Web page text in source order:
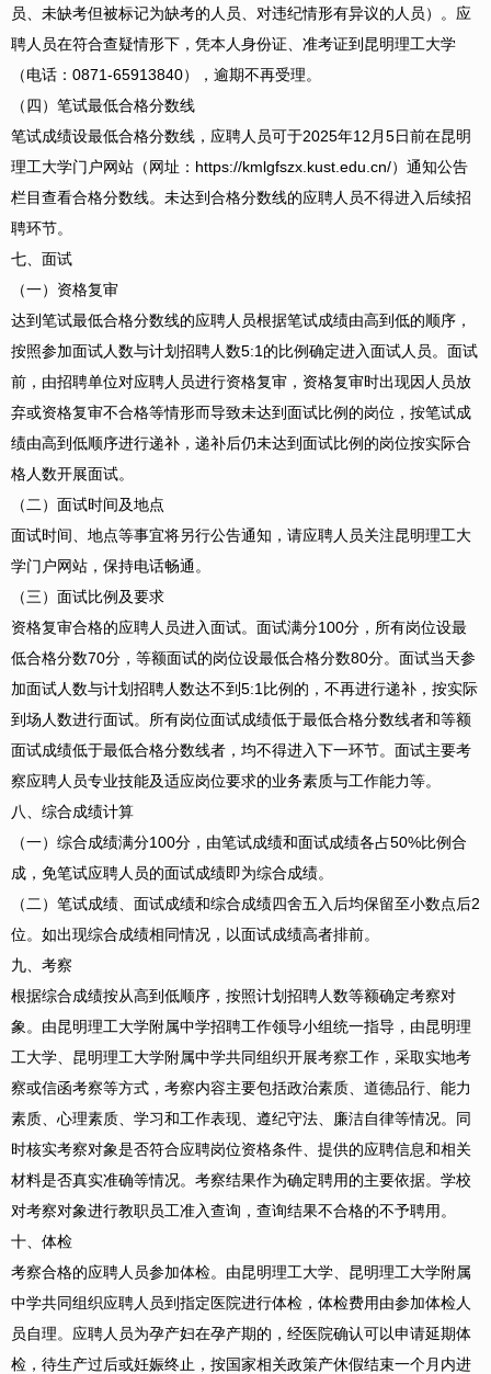
员、未缺考但被标记为缺考的人员、对违纪情形有异议的人员）。应
聘人员在符合查疑情形下，凭本人身份证、准考证到昆明理工大学
（电话：0871-65913840），逾期不再受理。
（四）笔试最低合格分数线
笔试成绩设最低合格分数线，应聘人员可于2025年12月5日前在昆明
理工大学门户网站（网址：https://kmlgfszx.kust.edu.cn/）通知公告
栏目查看合格分数线。未达到合格分数线的应聘人员不得进入后续招
聘环节。
七、面试
（一）资格复审
达到笔试最低合格分数线的应聘人员根据笔试成绩由高到低的顺序，
按照参加面试人数与计划招聘人数5:1的比例确定进入面试人员。面试
前，由招聘单位对应聘人员进行资格复审，资格复审时出现因人员放
弃或资格复审不合格等情形而导致未达到面试比例的岗位，按笔试成
绩由高到低顺序进行递补，递补后仍未达到面试比例的岗位按实际合
格人数开展面试。
（二）面试时间及地点
面试时间、地点等事宜将另行公告通知，请应聘人员关注昆明理工大
学门户网站，保持电话畅通。
（三）面试比例及要求
资格复审合格的应聘人员进入面试。面试满分100分，所有岗位设最
低合格分数70分，等额面试的岗位设最低合格分数80分。面试当天参
加面试人数与计划招聘人数达不到5:1比例的，不再进行递补，按实际
到场人数进行面试。所有岗位面试成绩低于最低合格分数线者和等额
面试成绩低于最低合格分数线者，均不得进入下一环节。面试主要考
察应聘人员专业技能及适应岗位要求的业务素质与工作能力等。
八、综合成绩计算
（一）综合成绩满分100分，由笔试成绩和面试成绩各占50%比例合
成，免笔试应聘人员的面试成绩即为综合成绩。
（二）笔试成绩、面试成绩和综合成绩四舍五入后均保留至小数点后2
位。如出现综合成绩相同情况，以面试成绩高者排前。
九、考察
根据综合成绩按从高到低顺序，按照计划招聘人数等额确定考察对
象。由昆明理工大学附属中学招聘工作领导小组统一指导，由昆明理
工大学、昆明理工大学附属中学共同组织开展考察工作，采取实地考
察或信函考察等方式，考察内容主要包括政治素质、道德品行、能力
素质、心理素质、学习和工作表现、遵纪守法、廉洁自律等情况。同
时核实考察对象是否符合应聘岗位资格条件、提供的应聘信息和相关
材料是否真实准确等情况。考察结果作为确定聘用的主要依据。学校
对考察对象进行教职员工准入查询，查询结果不合格的不予聘用。
十、体检
考察合格的应聘人员参加体检。由昆明理工大学、昆明理工大学附属
中学共同组织应聘人员到指定医院进行体检，体检费用由参加体检人
员自理。应聘人员为孕产妇在孕产期的，经医院确认可以申请延期体
检，待生产过后或妊娠终止，按国家相关政策产休假结束一个月内进